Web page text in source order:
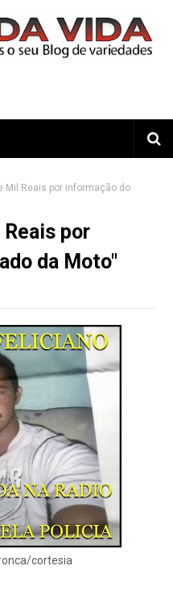
Mil Reais por informação do
por
da Moto"
cortesia